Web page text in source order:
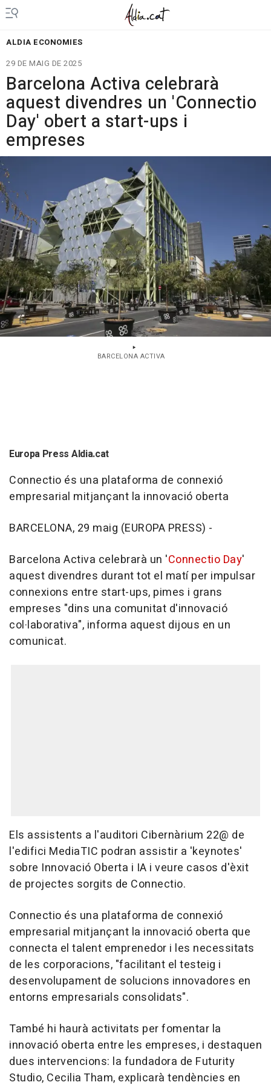
ALDIA ECONOMIES
29 DE MAIG DE 2025
Barcelona Activa celebrarà
aquest divendres un 'Connectio
Day' obert a start-ups i
empreses
BARCELONA ACTIVA
Europa Press Aldia.cat
Connectio és una plataforma de connexió
empresarial mitjançant la innovació oberta
BARCELONA, 29 maig (EUROPA PRESS) -
Barcelona Activa celebrarà un 'Connectio Day'
aquest divendres durant tot el matí per impulsar
connexions entre start-ups, pimes i grans
empreses "dins una comunitat d'innovació
col·laborativa", informa aquest dijous en un
comunicat.
Els assistents a l'auditori Cibernàrium 22@ de
l'edifici MediaTIC podran assistir a 'keynotes'
sobre Innovació Oberta i IA i veure casos d'èxit
de projectes sorgits de Connectio.
Connectio és una plataforma de connexió
empresarial mitjançant la innovació oberta que
connecta el talent emprenedor i les necessitats
de les corporacions, "facilitant el testeig i
desenvolupament de solucions innovadores en
entorns empresarials consolidats".
També hi haurà activitats per fomentar la
innovació oberta entre les empreses, i destaquen
dues intervencions: la fundadora de Futurity
Studio, Cecilia Tham, explicarà tendències en